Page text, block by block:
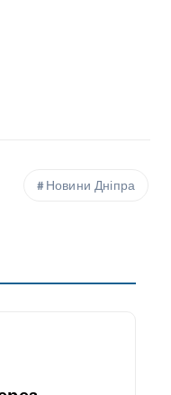
Новини Дніпра